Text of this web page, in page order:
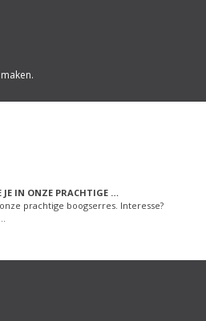
JE IN ONZE PRACHTIGE …
prachtige boogserres. Interesse?